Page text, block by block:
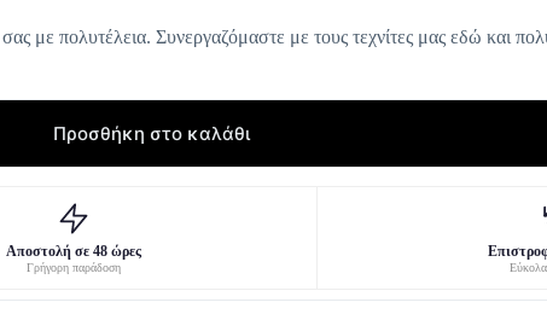
με πολυτέλεια. Συνεργαζόμαστε με τους τεχνίτες μας εδώ και
Προσθήκη στο καλάθι
Αποστολή σε 48 ώρες
Γρήγορη παράδοση